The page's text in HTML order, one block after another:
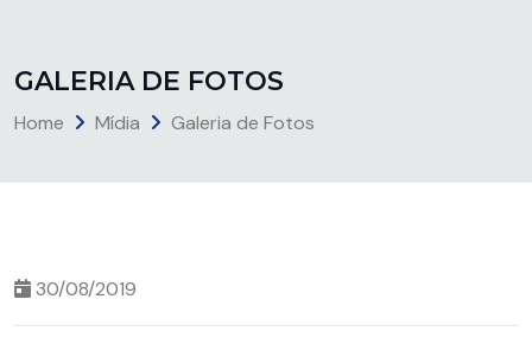
GALERIA DE FOTOS
Home Mídia Galeria de Fotos
30/08/2019